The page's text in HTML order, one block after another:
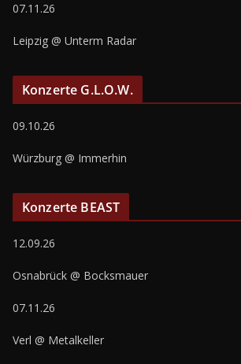
07.11.26
Leipzig @ Unterm Radar
Konzerte G.L.O.W.
09.10.26
Würzburg @ Immerhin
Konzerte BEAST
12.09.26
Osnabrück @ Bocksmauer
07.11.26
Verl @ Metalkeller